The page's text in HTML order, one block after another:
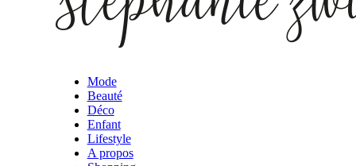
Mode
Beauté
Déco
Enfant
Lifestyle
A propos